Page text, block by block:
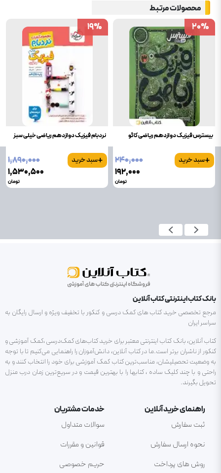
محصولات مرتبط
بیسترس فیزیک دوازدهم ریاضی کاگو
+سبد خرید
۲۴۰٬۰۰۰
۱۹۲٬۰۰۰
تومان
20%
20%
نردبام فیزیک دوازدهم ریاضی خیلی سبز
+سبد خرید
۱٬۸۹۰٬۰۰۰
۱٬۵۳۰٬۵۰۰
تومان
19%
19%
بانک کتاب اینترنتی کتاب آنلاین
مرجع تخصصی خرید کتاب های کمک درسی و کنکور با تخفیف ویژه و ارسال رایگان به
سراسر ایران
کتاب آنلاین، بانک کتاب اینترنتی معتبر برای خرید کتاب‌های کمک‌درسی ،کمک آموزشی و
کنکور از ناشران برتر است.ما در کتاب آنلاین، دانش‌آموزان را راهنمایی می‌کنیم تا با توجه
به وضعیت تحصیلیشان، مناسب‌ترین کتاب کمک آموزشی برای خود را انتخاب کنند و به
راحتی و با چند کلیک ساده ، کتابها را با بهترین قیمت و در سریع‌ترین زمان درب منزل
تحویل بگیرند.
راهنمای خرید آنلاین
ثبت سفارش
نحوه ارسال سفارش
روش های پرداخت
خدمات مشتریان
سوالات متداول
قوانین و مقررات
حریم خصوصی